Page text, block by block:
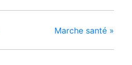
Marche santé »